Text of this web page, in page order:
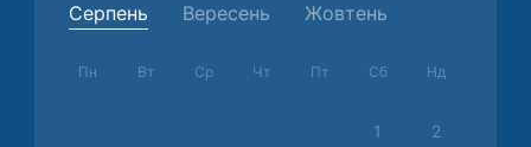
Серпень Вересень Жовтень
Пн Вт Ср Чт Пт Сб Нд
1 2